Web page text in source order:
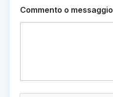
e
o
Commento o messaggio